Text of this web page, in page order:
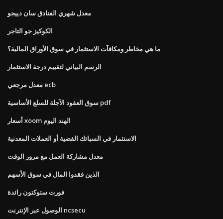
معدل شهري الفنادق سان دييجو
الكوكيز جو التاجر
ما هي مخاطر ومكافآت الاستثمار في سوق الأوراق المالية؟
الرسم البياني لتقييم درجة الاستثمار
معدل مرجعي ecb
سوق العقود الآجلة للسلع الأساسية pdf
أسعار xoom الهند اليوم
الاستثمار في السبائك الفضية أو العملات المعدنية
معدل مشاركة العمل مع مرور الوقت
الذين فقدوا المال في سوق الأسهم
فورت ستوكتون رائدة
الوصول عبر الإنترنت ncsecu